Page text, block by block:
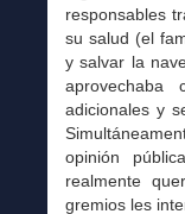
responsables
su salud (el
y salvar la
aprovechaba
adicionales y
opinión
realmente
gremios les